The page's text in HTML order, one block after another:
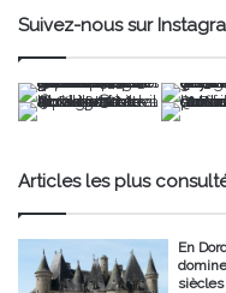
Suivez-nous sur
Articles les plus
En
siècles